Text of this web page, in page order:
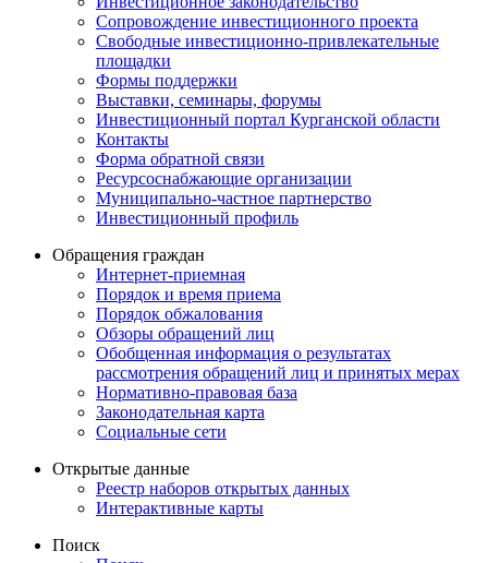
Сопровождение инвестиционного проекта
Свободные инвестиционно-привлекательные
площадки
Формы поддержки
Выставки, семинары, форумы
Инвестиционный портал Курганской области
Контакты
Форма обратной связи
Ресурсоснабжающие организации
Муниципально-частное партнерство
Инвестиционный профиль
Обращения граждан
Интернет-приемная
Порядок и время приема
Порядок обжалования
Обзоры обращений лиц
Обобщенная информация о результатах
рассмотрения обращений лиц и принятых мерах
Нормативно-правовая база
Законодательная карта
Социальные сети
Открытые данные
Реестр наборов открытых данных
Интерактивные карты
Поиск